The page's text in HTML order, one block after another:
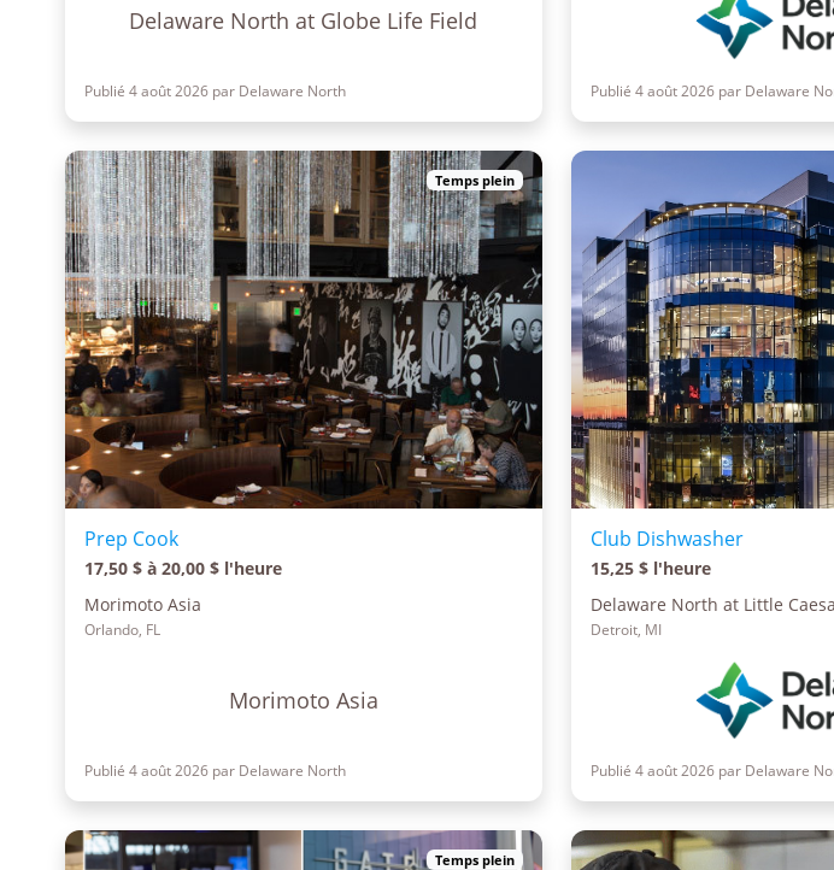
Delaware North at Globe Life Field
Publié 4 août 2026 par Delaware North Publié 4 août 2026 par Delaware
Temps plein
Prep Cook
17,50 $ à 20,00 $ l'heure
Morimoto Asia
Orlando, FL
Morimoto Asia
Publié 4 août 2026 par Delaware North
Club Dishwasher
15,25 $ l'heure
Delaware North at Little
Detroit, MI
Publié 4 août 2026 par Delaware
Temps plein